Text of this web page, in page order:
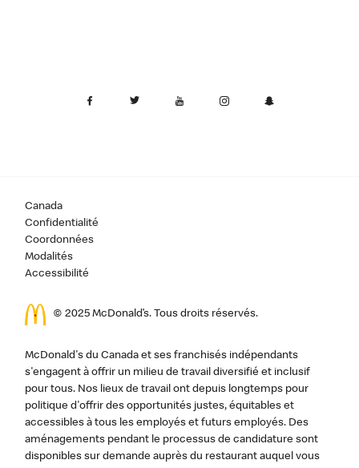
Canada
Confidentialité
Coordonnées
Modalités
Accessibilité
© 2025 McDonald’s. Tous droits réservés.
McDonald's du Canada et ses franchisés indépendants
s'engagent à offrir un milieu de travail diversifié et inclusif
pour tous. Nos lieux de travail ont depuis longtemps pour
politique d'offrir des opportunités justes, équitables et
accessibles à tous les employés et futurs employés. Des
aménagements pendant le processus de candidature sont
disponibles sur demande auprès du restaurant auquel vous